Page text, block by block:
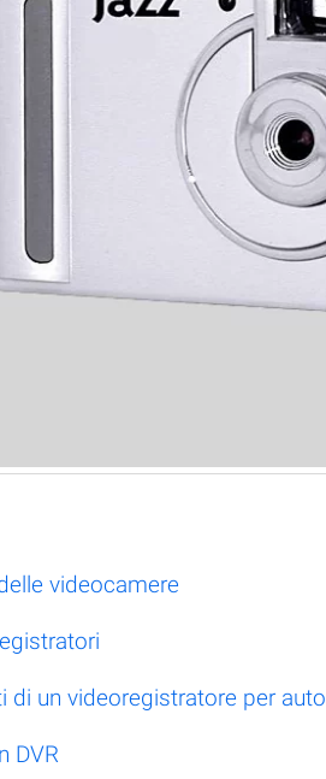
videocamere
di un videoregistratore per auto
DVR